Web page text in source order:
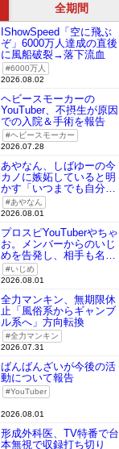
全期間
IShowSpeed「空に飛ぶ
ぞ」6000万人達成の直後
に風船破裂→落下流血
6000万人
2026.08.02
ヘビースモーカーの
YouTuber、不摂生が原因
での入院＆手術を報告
ヘビースモーカー
2026.07.28
あやなん、しばゆーの今
カノに嫉妬していると明
かす「いつまでも自分の
ものみたいに…」
あやなん
2026.08.01
プロスピYouTuberやちゃ
お。メンバーからのいじ
めを告発し、相手も名指
しで批判
いじめ
2026.08.01
全力マンキン、無期限休
止「風俗系からギャンブ
ル系へ」方向転換
全力マンキン
2026.07.31
ばんばんざいが今後の活
動について報告
YouTuber
2026.08.01
形成外科医、TV特番で台
本無視で収録打ち切り